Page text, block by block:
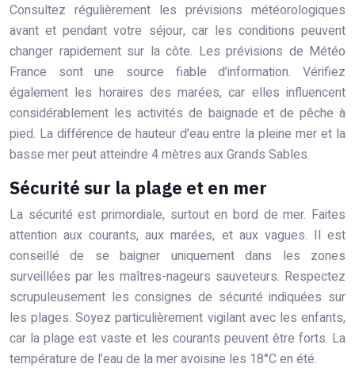
Consultez régulièrement les prévisions météorologiques
avant et pendant votre séjour, car les conditions peuvent
changer rapidement sur la côte. Les prévisions de Météo
France sont une source fiable d’information. Vérifiez
également les horaires des marées, car elles influencent
considérablement les activités de baignade et de pêche à
pied. La différence de hauteur d’eau entre la pleine mer et la
basse mer peut atteindre 4 mètres aux Grands Sables.
Sécurité sur la plage et en mer
La sécurité est primordiale, surtout en bord de mer. Faites
attention aux courants, aux marées, et aux vagues. Il est
conseillé de se baigner uniquement dans les zones
surveillées par les maîtres-nageurs sauveteurs. Respectez
scrupuleusement les consignes de sécurité indiquées sur
les plages. Soyez particulièrement vigilant avec les enfants,
car la plage est vaste et les courants peuvent être forts. La
température de l’eau de la mer avoisine les 18°C en été.